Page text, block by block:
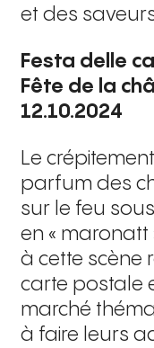
et des
Festa delle
Fête de la
12.10.2024
Le
parfum des
sur le feu
en « maronatt
à cette scène
carte postale
marché
à faire leurs